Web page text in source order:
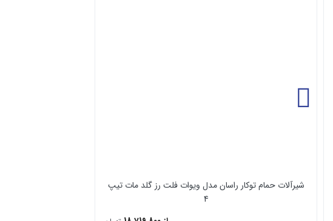
شیرآلات حمام توکار راسان مدل ویوات فلت رز گلد مات تیپ
4